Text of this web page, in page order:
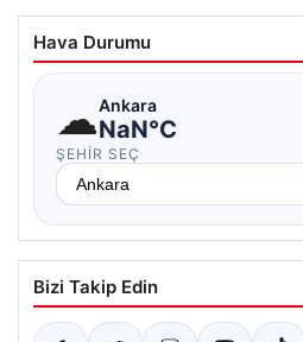
Hava Durumu
☁Ankara
NaN°C
ŞEHIR SEÇ
Bizi Takip Edin